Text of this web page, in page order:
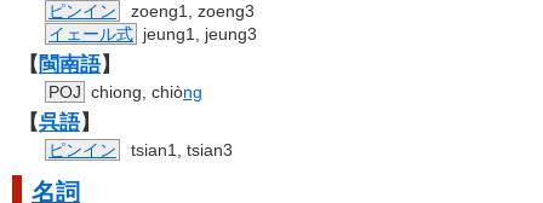
ピンイン
zoeng1, zoeng3
イェール式 jeung1, jeung3
【 閩南語】
POJ chiong, chiòng
【呉語】
ピンイン tsian1, tsian3
名詞